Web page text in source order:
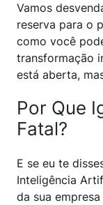
Vamos
reserva para o
como você
transformação
está aberta,
Por Que
Fatal?
E se eu te
Inteligência
da sua